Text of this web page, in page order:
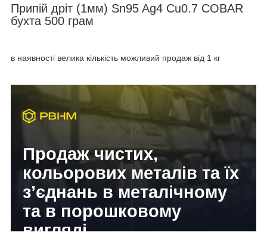
Припій дріт (1мм) Sn95 Ag4 Cu0.7 COBAR
бухта 500 грам
в наявності велика кількість можливий продаж від 1 кг
Продаж чистих,
кольорових металів та їх
з’єднань в металічному
та в порошковому
вигляді